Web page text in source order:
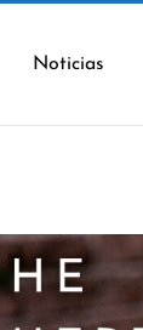
Noticias